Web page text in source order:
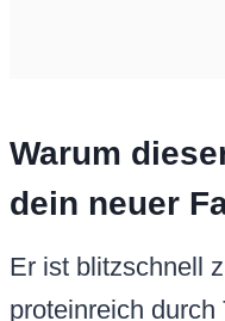
Warum
dein neuer
Er ist blitzschnell
proteinreich durch